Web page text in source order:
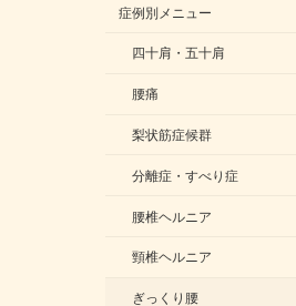
症例別メニュー
四十肩・五十肩
腰痛
梨状筋症候群
分離症・すべり症
腰椎ヘルニア
頸椎ヘルニア
ぎっくり腰